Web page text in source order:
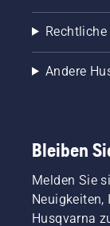
Andere
Bleiben
Melden Sie
Neuigkeiten,
Husqvarna